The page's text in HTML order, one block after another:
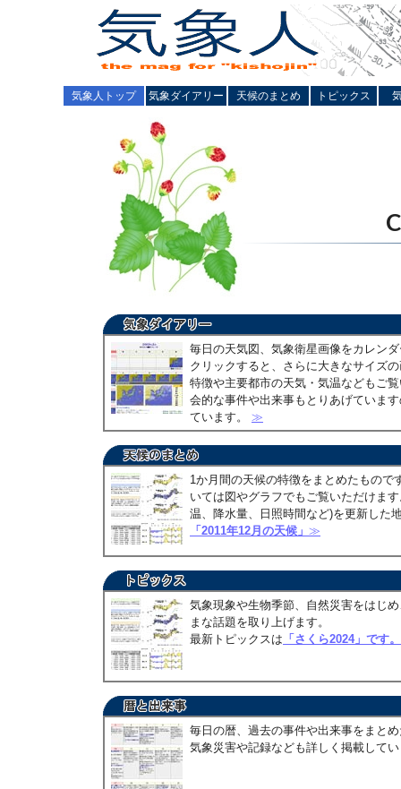
気象人トップ 気象ダイアリー 天候のまとめ トピックス
毎日の天気図、気象衛星画像をカレン
クリックすると、さらに大きなサイズ
特徴や主要都市の天気・気温などもご
会的な事件や出来事もとりあげていま
ています。 ≫
1か月間の天候の特徴をまとめたもので
いては図やグラフでもご覧いただけま
温、降水量、日照時間など)を更新した
「2011年12月の天候」 ≫
気象現象や生物季節、自然災害をはじ
まな話題を取り上げます。
最新トピックスは 「さくら2024」です。
毎日の暦、過去の事件や出来事をまと
気象災害や記録なども詳しく掲載して